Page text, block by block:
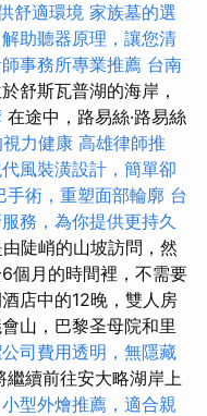
舒適環境 家族墓的選
助聽器原理，讓您清
事務所專業推薦 台南
舒斯瓦普湖的海岸，
在途中，路易絲·路易絲
力健康 高雄律師推
風裝潢設計，簡單卻
手術，重塑面部輪廓 台
務，為你提供更持久
陡峭的山坡訪問，然
個月的時間裡，不需要
店中的12晚，雙人房
山，巴黎圣母院和里
司費用透明，無隱藏
繼續前往安大略湖岸上
小型外燴推薦，適合親